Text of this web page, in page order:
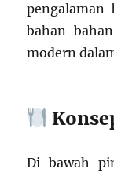
pengalaman
bahan-
modern
Di bawah